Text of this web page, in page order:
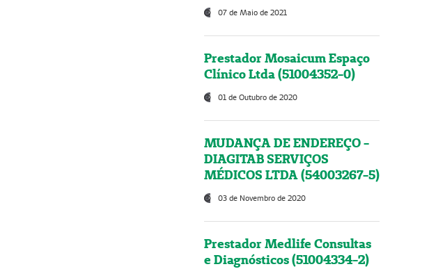
07 de Maio de 2021
Prestador Mosaicum Espaço
Clínico Ltda (51004352-0)
01 de Outubro de 2020
MUDANÇA DE ENDEREÇO -
DIAGITAB SERVIÇOS
MÉDICOS LTDA (54003267-5)
03 de Novembro de 2020
Prestador Medlife Consultas
e Diagnósticos (51004334-2)